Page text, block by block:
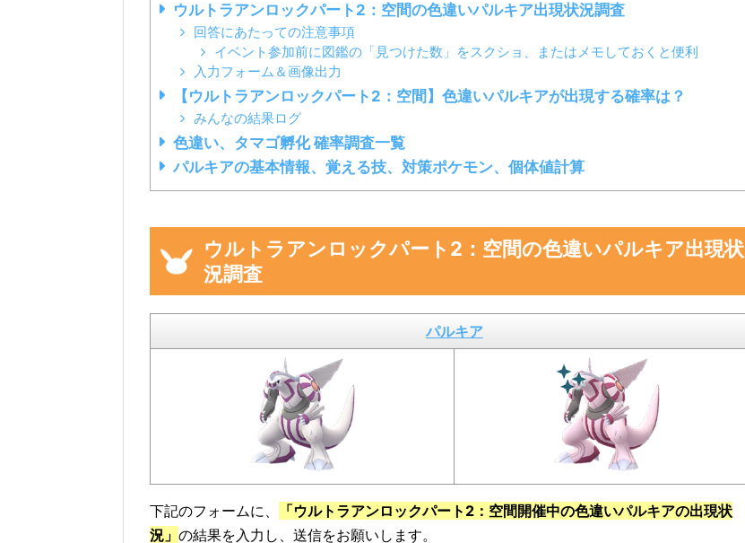
ウルトラアンロックパート2：空間の色違いパルキア出現状況調査
回答にあたっての注意事項
イベント参加前に図鑑の「見つけた数」をスクショ、またはメモしておくと便利
入力フォーム＆画像出力
【ウルトラアンロックパート2：空間】色違いパルキアが出現する確率は？
みんなの結果ログ
色違い、タマゴ孵化 確率調査一覧
パルキアの基本情報、覚える技、対策ポケモン、個体値計算
ウルトラアンロックパート2：空間の色違いパルキア出現状
況調査
パルキア
下記のフォームに、
「ウルトラアンロックパート2：空間開催中の色違いパルキアの出現状
況」 の結果を入力し、送信をお願いします。